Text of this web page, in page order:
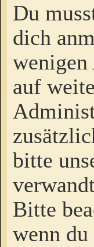
Du
dich
auf
bitte
Bitte
wenn